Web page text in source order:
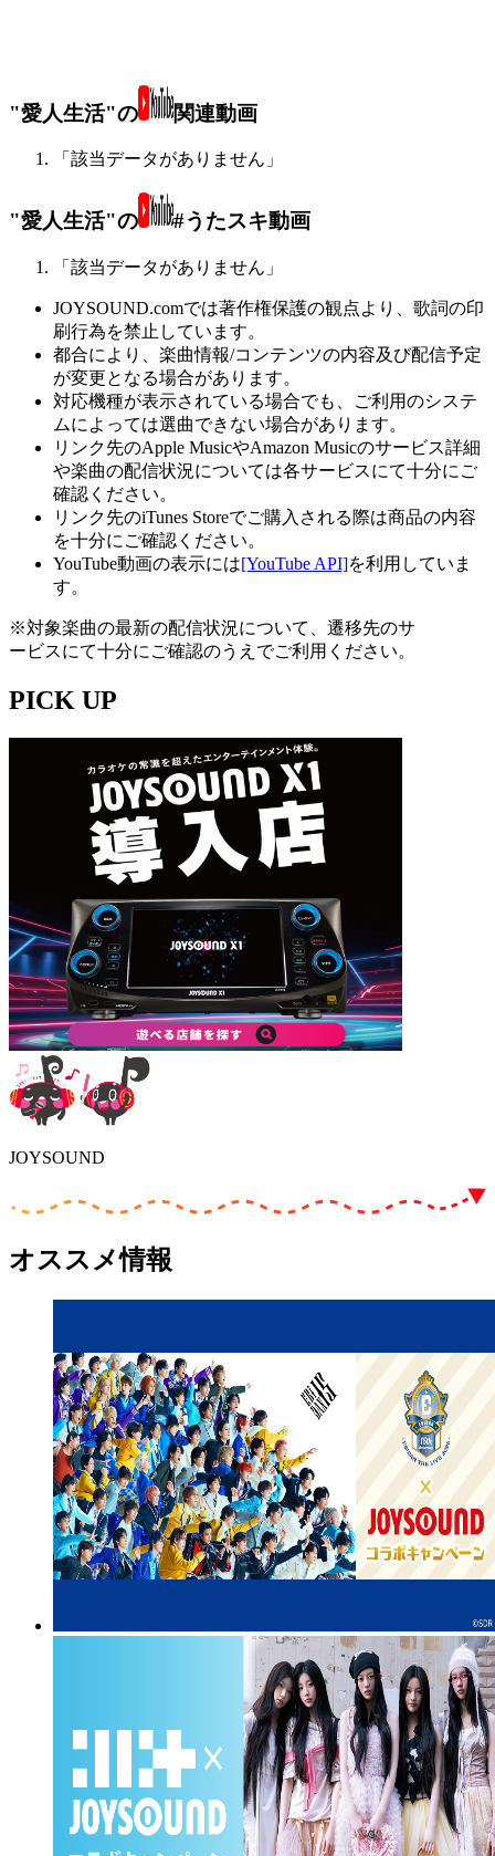
"愛人生活"の 関連動画
「該当データがありません」
"愛人生活"の #うたスキ動画
「該当データがありません」
JOYSOUND.comでは著作権保護の観点より、歌詞の印
刷行為を禁止しています。
都合により、楽曲情報/コンテンツの内容及び配信予定
が変更となる場合があります。
対応機種が表示されている場合でも、ご利用のシステ
ムによっては選曲できない場合があります。
リンク先のApple MusicやAmazon Musicのサービス詳細
や楽曲の配信状況については各サービスにて十分にご
確認ください。
リンク先のiTunes Storeでご購入される際は商品の内容
を十分にご確認ください。
YouTube動画の表示には[YouTube API]を利用していま
す。
※対象楽曲の最新の配信状況について、遷移先のサ
ービスにて十分にご確認のうえでご利用ください。
PICK UP
JOYSOUND
オススメ情報